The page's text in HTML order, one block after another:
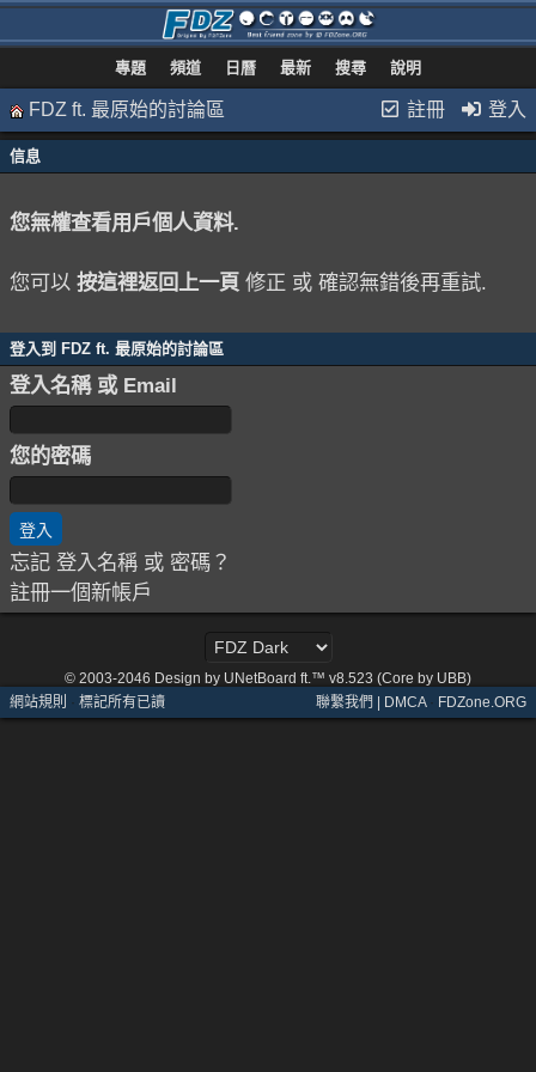
專題 頻道 日曆 最新 搜尋 說明
註冊 登入
FDZ ft. 最原始的討論區
信息
您無權查看用戶個人資料.
您可以 按這裡返回上一頁 修正 或 確認無錯後再重試.
登入到 FDZ ft. 最原始的討論區
登入名稱 或 Email
您的密碼
忘記 登入名稱 或 密碼？
註冊一個新帳戶
© 2003-2046 Design by UNetBoard ft.™ v8.523 (Core by UBB)
網站規則 · 標記所有已讀 聯繫我們 | DMCA· FDZone.ORG